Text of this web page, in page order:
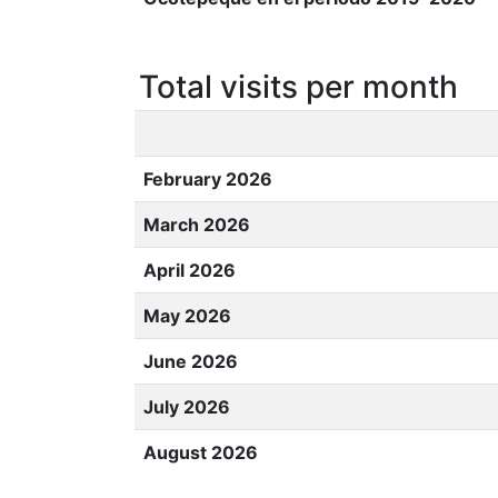
Total visits per month
February 2026
March 2026
April 2026
May 2026
June 2026
July 2026
August 2026